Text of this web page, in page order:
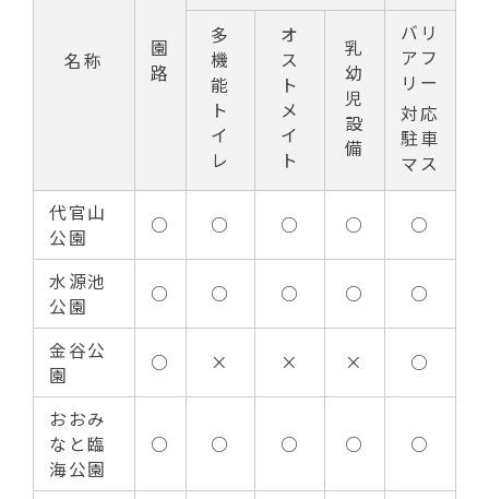
名称
園
路
多
機
能
ト
イ
レ
オ
ス
ト
メ
イ
ト
乳
幼
児
設
備
バリ
アフ
リー
対応
駐車
マス
代官山
公園
○ ○ ○ ○ ○
水源池
公園
○ ○ ○ ○ ○
金谷公
園
○ × × × ○
おおみ
なと臨
海公園
○ ○ ○ ○ ○